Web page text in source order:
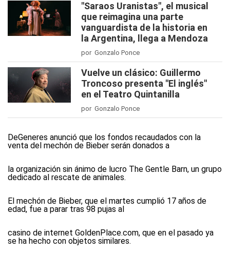
"Saraos Uranistas", el musical
que reimagina una parte
vanguardista de la historia en
la Argentina, llega a Mendoza
por Gonzalo Ponce
Vuelve un clásico: Guillermo
Troncoso presenta "El inglés"
en el Teatro Quintanilla
por Gonzalo Ponce
DeGeneres anunció que los fondos recaudados con la
venta del mechón de Bieber serán donados a
la organización sin ánimo de lucro The Gentle Barn, un grupo
dedicado al rescate de animales.
El mechón de Bieber, que el martes cumplió 17 años de
edad, fue a parar tras 98 pujas al
casino de internet GoldenPlace.com, que en el pasado ya
se ha hecho con objetos similares.